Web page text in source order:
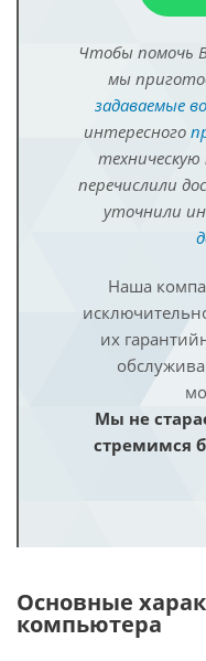
Чтобы помочь
мы
задаваемые
интересного
техническую
перечислили
уточнили
Наша
их
Мы не
стремимся
Основные
компьютера